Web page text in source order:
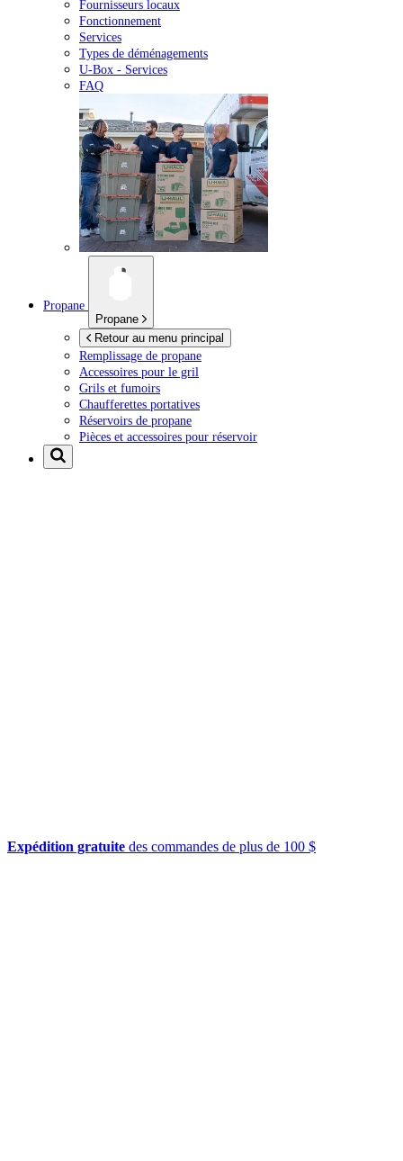
Fournisseurs locaux
Fonctionnement
Services
Types de déménagements
U-Box - Services
FAQ
Propane
Propane
Retour au menu principal
Remplissage de propane
Accessoires pour le gril
Grils et fumoirs
Chaufferettes portatives
Réservoirs de propane
Pièces et accessoires pour réservoir
Expédition gratuite des commandes de plus de 100 $